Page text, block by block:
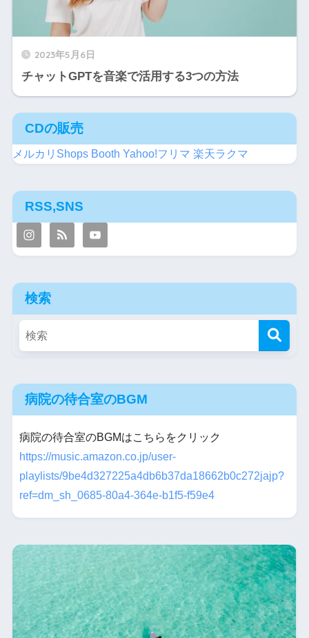
2023年5月6日
チャットGPTを音楽で活用する3つの方法
CDの販売
メルカリShops Booth Yahoo!フリマ 楽天ラクマ
RSS,SNS
検索
病院の待合室のBGM
病院の待合室のBGMはこちらをクリック
https://music.amazon.co.jp/user-
playlists/9be4d327225a4db6b37da18662b0c272jajp?
ref=dm_sh_0685-80a4-364e-b1f5-f59e4